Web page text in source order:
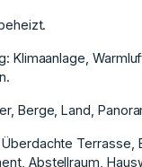
Klimaanlage,
Berge, Land,
Terrasse,
Abstellraum,